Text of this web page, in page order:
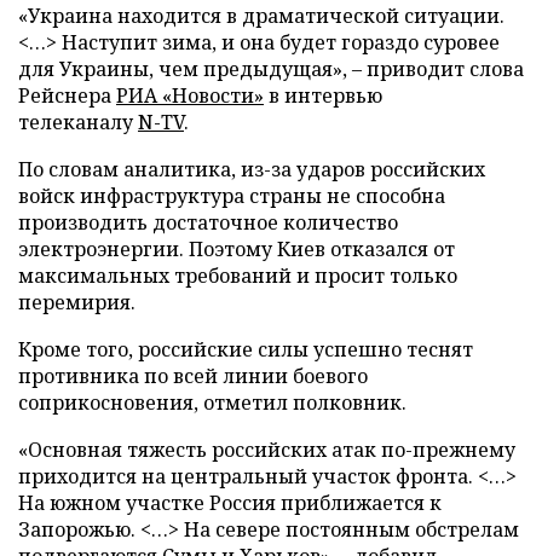
«Украина находится в драматической ситуации.
<…> Наступит зима, и она будет гораздо суровее
для Украины, чем предыдущая», – приводит слова
РейснераРИА «Новости» в интервью
телеканалуN-TV.
По словам аналитика, из-за ударов российских
войск инфраструктура страны не способна
производить достаточное количество
электроэнергии. Поэтому Киев отказался от
максимальных требований и просит только
перемирия.
Кроме того, российские силы успешно теснят
противника по всей линии боевого
соприкосновения, отметил полковник.
«Основная тяжесть российских атак по-прежнему
приходится на центральный участок фронта. <…>
На южном участке Россия приближается к
Запорожью. <…> На севере постоянным обстрелам